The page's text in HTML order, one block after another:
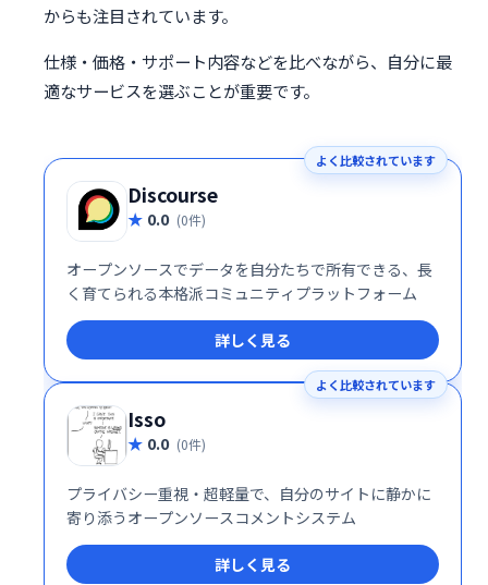
からも注目されています。
仕様・価格・サポート内容などを比べながら、自分に最
適なサービスを選ぶことが重要です。
よく比較されています
Discourse
0.0 (0件)
オープンソースでデータを自分たちで所有できる、長
く育てられる本格派コミュニティプラットフォーム
詳しく見る
よく比較されています
Isso
0.0 (0件)
プライバシー重視・超軽量で、自分のサイトに静かに
寄り添うオープンソースコメントシステム
詳しく見る